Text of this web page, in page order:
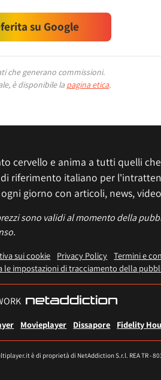
su Google
che generano commissioni.
è disponibile la pagina etica.
cervello e anima a tutti quelli
riferimento italiano per
giorno con articoli, news,
sono validi al momento della
sui cookie Privacy Policy Termini e
le impostazioni di tracciamento della
Movieplayer Dissapore Fidelity
è di proprietà di NetAddiction S.r.l. REA TR -